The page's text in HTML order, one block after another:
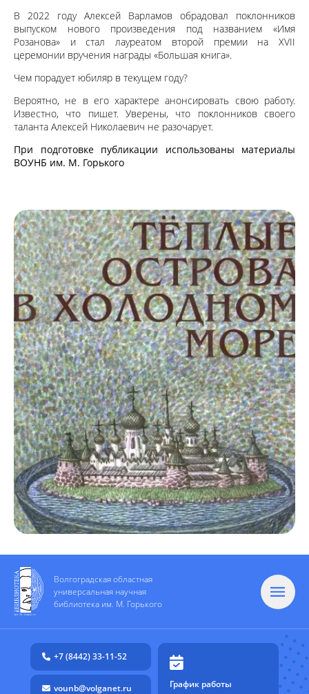
В 2022 году Алексей Варламов обрадовал поклонников
выпуском нового произведения под названием «Имя
Розанова» и стал лауреатом второй премии на XVII
церемонии вручения награды «Большая книга».
Чем порадует юбиляр в текущем году?
Вероятно, не в его характере анонсировать свою работу.
Известно, что пишет. Уверены, что поклонников своего
таланта Алексей Николаевич не разочарует.
При подготовке публикации использованы материалы
ВОУНБ им. М. Горького
Волгоградская областная
универсальная научная
библиотека им. М. Горького
+7 (8442) 33-11-52
vounb@volganet.ru График работы